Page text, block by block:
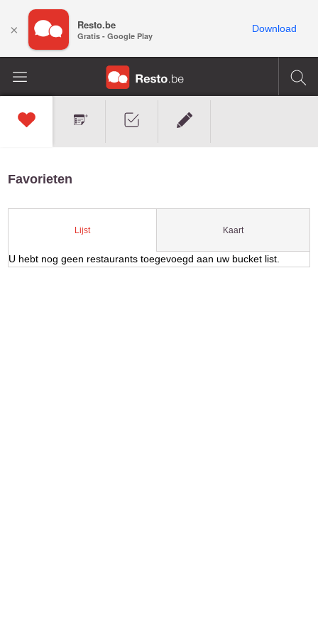
Favorieten
Lijst Kaart
U hebt nog geen restaurants toegevoegd aan uw bucket list.
× Resto.be
Gratis - Google Play
Download